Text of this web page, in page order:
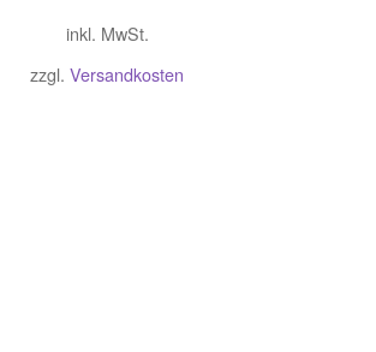
inkl. MwSt.
zzgl. Versandkosten